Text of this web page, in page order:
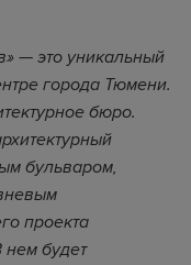
— это уникальный
города Тюмени.
бюро.
бульваром,
проекта
нем будет